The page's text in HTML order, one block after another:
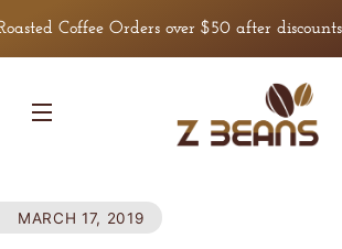
contentOrders over $50 after discounts!
Coffee
MARCH 17, 2019